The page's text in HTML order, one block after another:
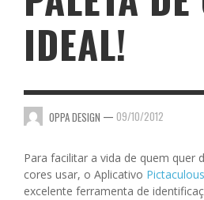
IDEAL!
OPPA DESIGN — 09/10/2012
Para facilitar a vida de quem quer
cores usar, o Aplicativo Pictaculous
excelente ferramenta de